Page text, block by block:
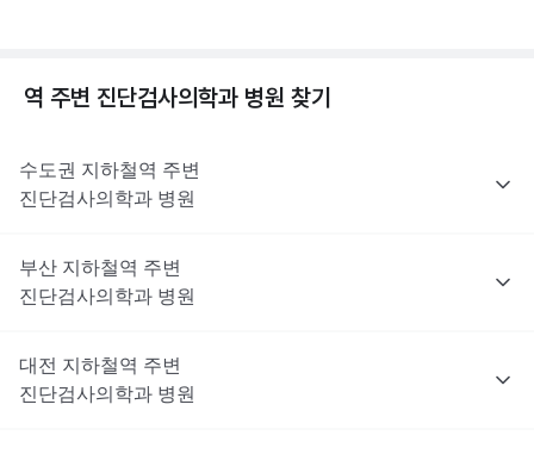
역 주변 진단검사의학과 병원 찾기
수도권 지하철역 주변
진단검사의학과 병원
부산 지하철역 주변
진단검사의학과 병원
대전 지하철역 주변
진단검사의학과 병원